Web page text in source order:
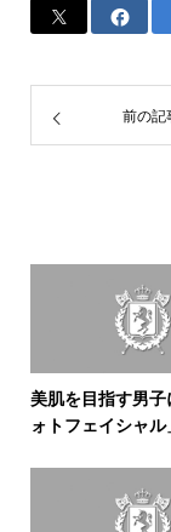
前の記
美肌を目指す男子
ォトフェイシャル